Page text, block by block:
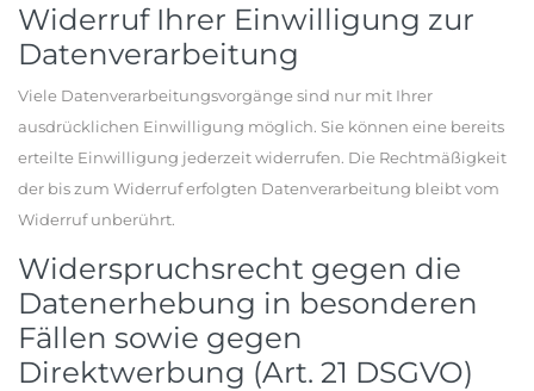
Widerruf Ihrer Einwilligung zur
Datenverarbeitung
Viele Datenverarbeitungsvorgänge sind nur mit Ihrer
ausdrücklichen Einwilligung möglich. Sie können eine bereits
erteilte Einwilligung jederzeit widerrufen. Die Rechtmäßigkeit
der bis zum Widerruf erfolgten Datenverarbeitung bleibt vom
Widerruf unberührt.
Widerspruchsrecht gegen die
Datenerhebung in besonderen
Fällen sowie gegen
Direktwerbung (Art. 21 DSGVO)